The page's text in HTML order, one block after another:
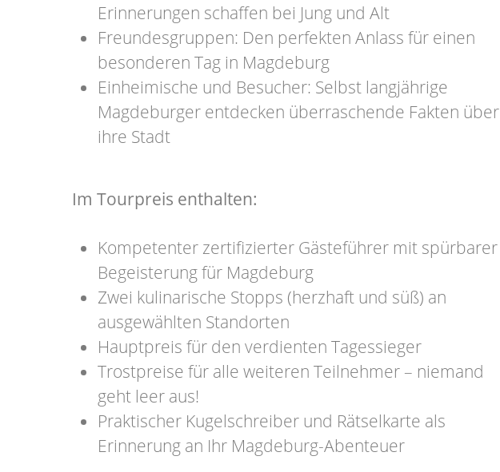
Erinnerungen schaffen bei Jung und Alt
Freundesgruppen: Den perfekten Anlass für einen
besonderen Tag in Magdeburg
Einheimische und Besucher: Selbst langjährige
Magdeburger entdecken überraschende Fakten über
ihre Stadt
Im Tourpreis enthalten:
Kompetenter zertifizierter Gästeführer mit spürbarer
Begeisterung für Magdeburg
Zwei kulinarische Stopps (herzhaft und süß) an
ausgewählten Standorten
Hauptpreis für den verdienten Tagessieger
Trostpreise für alle weiteren Teilnehmer – niemand
geht leer aus!
Praktischer Kugelschreiber und Rätselkarte als
Erinnerung an Ihr Magdeburg-Abenteuer